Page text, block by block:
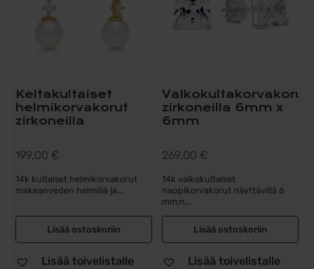
Keltakultaiset
helmikorvakorut
zirkoneilla
199,00 €
14k kultaiset helmikorvakorut
makeanveden helmillä ja...
Lisää ostoskoriin
Lisää toivelistalle
Valkokultakorvakorut
zirkoneilla 6mm x
6mm
269,00 €
14k valkokultaiset
nappikorvakorut näyttävillä 6
mm:n...
Lisää ostoskoriin
Lisää toivelistalle